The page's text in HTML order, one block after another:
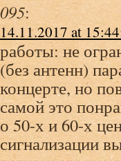
095:
14.11.2017 at
работы: не
(без антенн)
концерте, но
самой это
о 50-х и 60-х
сигнализации